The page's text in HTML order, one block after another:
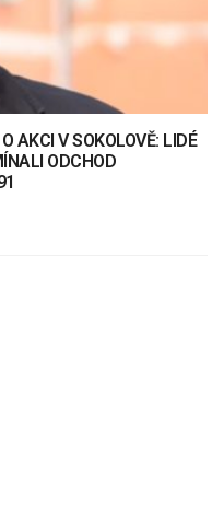
AKCI V SOKOLOVĚ: LIDÉ
ODCHOD